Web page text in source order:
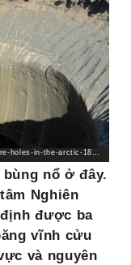
https://earther.gizmodo.com/methane-is-blowing-more-holes-in-the-arctic-1846242991
nổ ở đây.
Nghiên
được ba
vĩnh cửu
và nguyên